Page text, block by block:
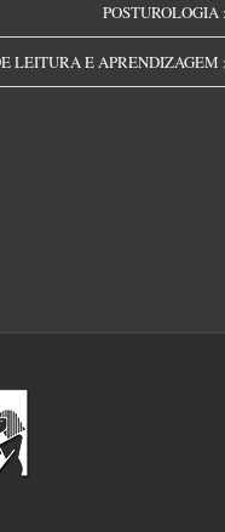
POSTUROLOGIA
LEITURA E APRENDIZAGEM